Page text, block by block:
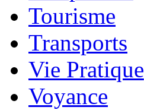
Tourisme
Transports
Vie Pratique
Voyance